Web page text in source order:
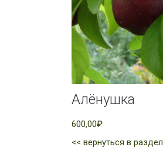
Алёнушка
600,00₽
<< вернуться в раздел